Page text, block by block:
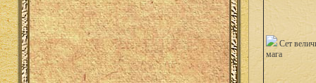
Сет
мага